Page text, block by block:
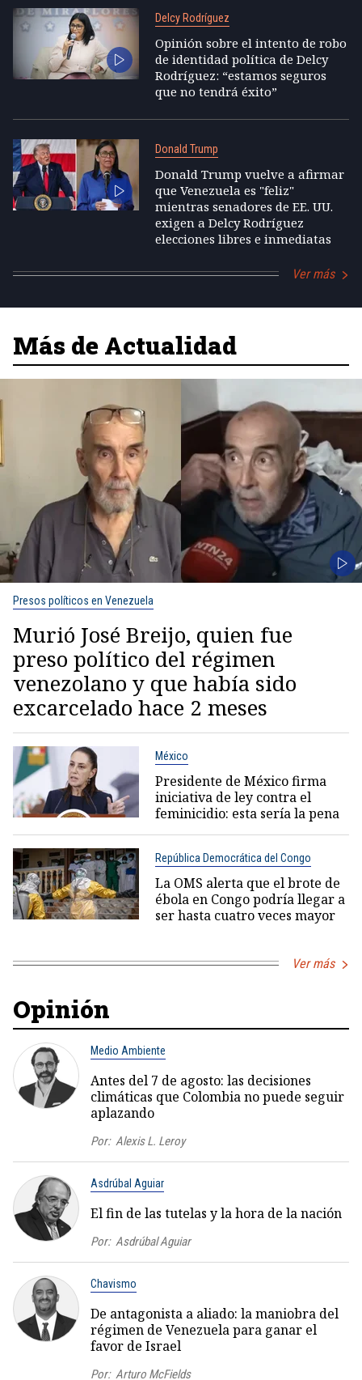
Delcy Rodríguez
Opinión sobre el intento de robo
de identidad política de Delcy
Rodríguez: “estamos seguros
que no tendrá éxito”
Donald Trump
Donald Trump vuelve a afirmar
que Venezuela es "feliz"
mientras senadores de EE. UU.
exigen a Delcy Rodríguez
elecciones libres e inmediatas
Ver más
Más de Actualidad
Presos políticos en Venezuela
Murió José Breijo, quien fue
preso político del régimen
venezolano y que había sido
excarcelado hace 2 meses
México
Presidente de México firma
iniciativa de ley contra el
feminicidio: esta sería la pena
República Democrática del Congo
La OMS alerta que el brote de
ébola en Congo podría llegar a
ser hasta cuatro veces mayor
Ver más
Opinión
Medio Ambiente
Antes del 7 de agosto: las decisiones
climáticas que Colombia no puede seguir
aplazando
Por: Alexis L. Leroy
Asdrúbal Aguiar
El fin de las tutelas y la hora de la nación
Por: Asdrúbal Aguiar
Chavismo
De antagonista a aliado: la maniobra del
régimen de Venezuela para ganar el
favor de Israel
Por: Arturo McFields